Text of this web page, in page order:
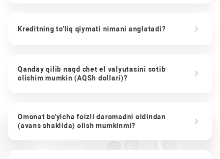
Kreditning to'liq qiymati nimani anglatadi?
Qanday qilib naqd chet el valyutasini sotib
olishim mumkin (AQSh dollari)?
Omonat bo'yicha foizli daromadni oldindan
(avans shaklida) olish mumkinmi?